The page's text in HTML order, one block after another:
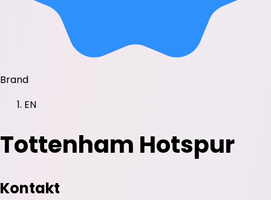
Brand
EN
Tottenham Hotspur
Kontakt